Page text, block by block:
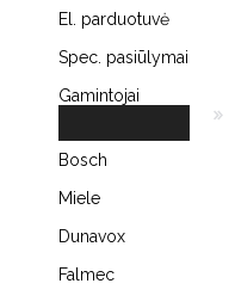
El. parduotuvė
Spec. pasiūlymai
Gamintojai
Bosch
Miele
Dunavox
Falmec